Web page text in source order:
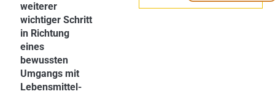
weiterer
wichtiger Schritt
in Richtung
eines
bewussten
Umgangs mit
Lebensmittel-